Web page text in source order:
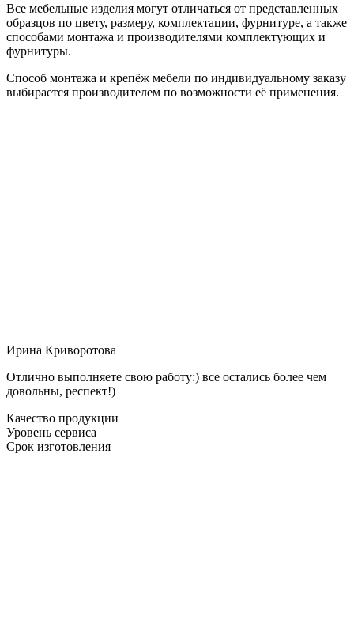
Все мебельные изделия могут отличаться от представленных
образцов по цвету, размеру, комплектации, фурнитуре, а также
способами монтажа и производителями комплектующих и
фурнитуры.
Способ монтажа и крепёж мебели по индивидуальному заказу
выбирается производителем по возможности её применения.
Ирина Криворотова
Отлично выполняете свою работу:) все остались более чем
довольны, респект!)
Качество продукции
Уровень сервиса
Срок изготовления